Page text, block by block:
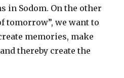
in Sodom. On the other
tomorrow”, we want to
memories, make
thereby create the